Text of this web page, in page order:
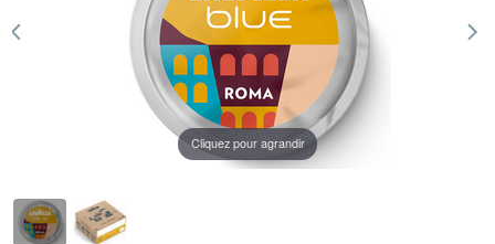
Cliquez pour agrandir